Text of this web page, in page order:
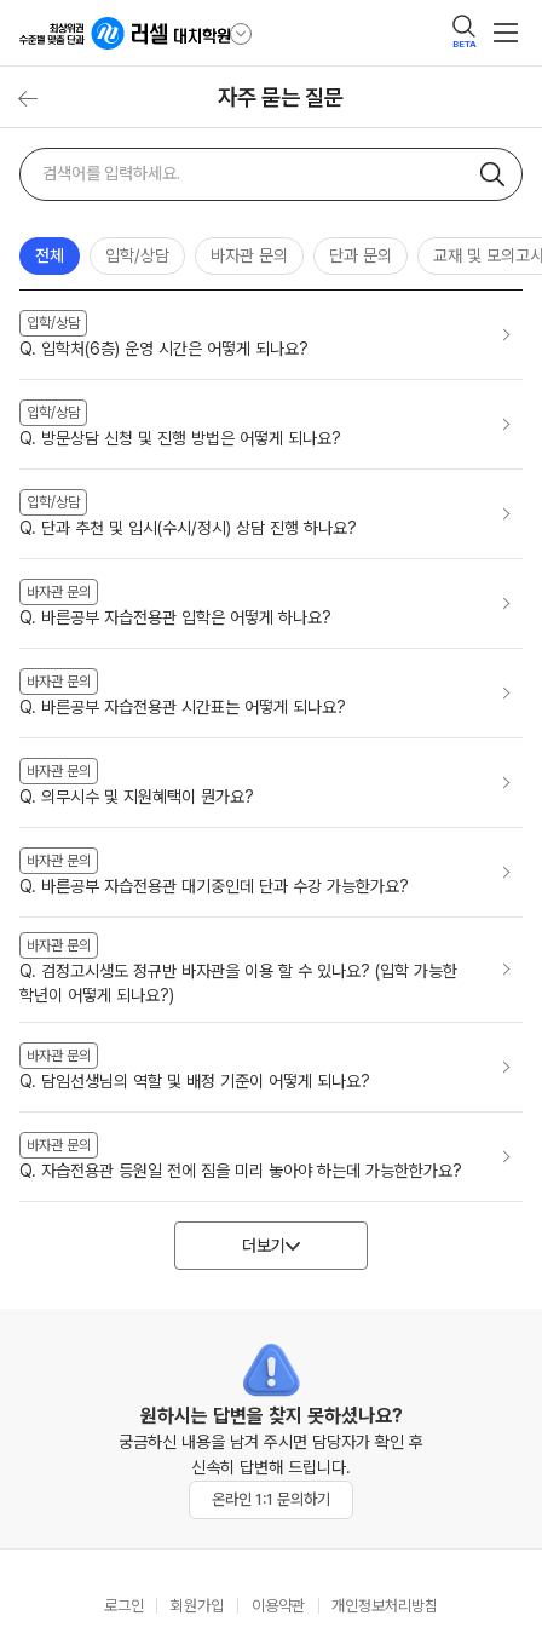
BETA
자주 묻는 질문
자주
묻는
검색
검색어
전체 입학/상담 바자관 문의 단과 문의 교재 및 모의고
입학/상담
Q. 입학처(6층) 운영 시간은 어떻게 되나요?
입학/상담
Q. 방문상담 신청 및 진행 방법은 어떻게 되나요?
입학/상담
Q. 단과 추천 및 입시(수시/정시) 상담 진행 하나요?
바자관 문의
Q. 바른공부 자습전용관 입학은 어떻게 하나요?
바자관 문의
Q. 바른공부 자습전용관 시간표는 어떻게 되나요?
바자관 문의
Q. 의무시수 및 지원혜택이 뭔가요?
바자관 문의
Q. 바른공부 자습전용관 대기중인데 단과 수강 가능한가요?
바자관 문의
Q. 검정고시생도 정규반 바자관을 이용 할 수 있나요? (입학 가능한
학년이 어떻게 되나요?)
바자관 문의
Q. 담임선생님의 역할 및 배정 기준이 어떻게 되나요?
바자관 문의
Q. 자습전용관 등원일 전에 짐을 미리 놓아야 하는데 가능한한가요?
더보기
원하시는 답변을 찾지 못하셨나요?
궁금하신 내용을 남겨 주시면 담당자가 확인 후
신속히 답변해 드립니다.
온라인 1:1 문의하기
로그인 회원가입 이용약관 개인정보처리방침